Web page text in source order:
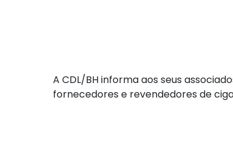
A CDL/BH informa aos seus
fornecedores e revendedores de